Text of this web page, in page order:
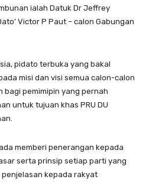
ialah Datuk Dr Jeffrey
Victor P Paut – calon Gabungan
pidato terbuka yang bakal
misi dan visi semua calon-calon
pemimipin yang pernah
untuk tujuan khas PRU DU
memberi penerangan kepada
serta prinsip setiap parti yang
kepada rakyat